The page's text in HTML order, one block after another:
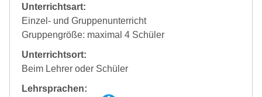
Unterrichtsart:
Einzel- und Gruppenunterricht
Gruppengröße: maximal 4 Schüler
Unterrichtsort:
Beim Lehrer oder Schüler
Lehrsprachen: